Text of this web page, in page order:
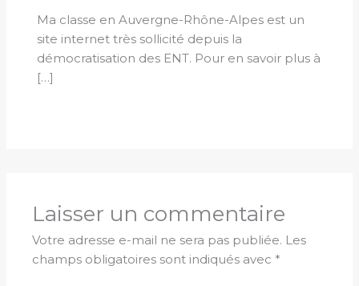
Ma classe en Auvergne-Rhône-Alpes est un
site internet très sollicité depuis la
démocratisation des ENT. Pour en savoir plus à
[…]
Laisser un commentaire
Votre adresse e-mail ne sera pas publiée. Les
champs obligatoires sont indiqués avec *